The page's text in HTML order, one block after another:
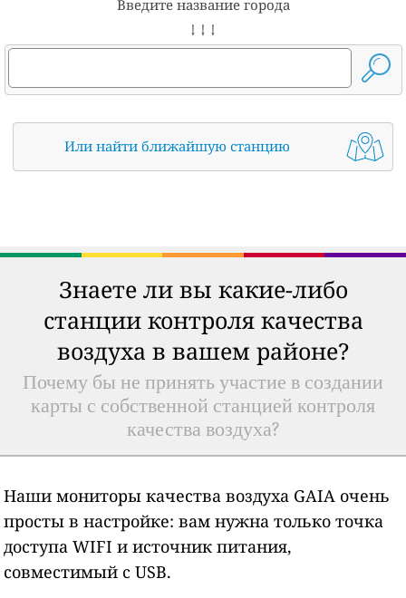
Введите название города
↓ ↓ ↓
Или найти ближайшую станцию
Знаете ли вы какие-либо
станции контроля качества
воздуха в вашем районе?
Почему бы не принять участие в создании
карты с собственной станцией контроля
качества воздуха?
Наши мониторы качества воздуха GAIA очень
просты в настройке: вам нужна только точка
доступа WIFI и источник питания,
совместимый с USB.